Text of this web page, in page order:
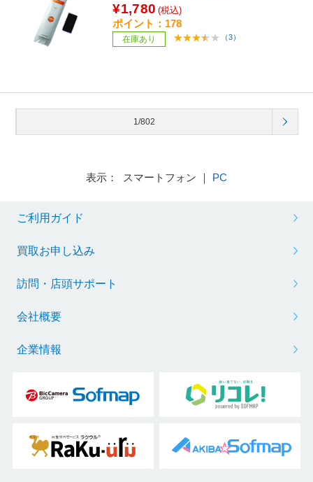
¥1,780 (税込)
ポイント：178
在庫あり （3）
1/802
表示： スマートフォン ｜ PC
ご利用ガイド
買取お申し込み
訪問・店頭サポート
会社概要
企業情報